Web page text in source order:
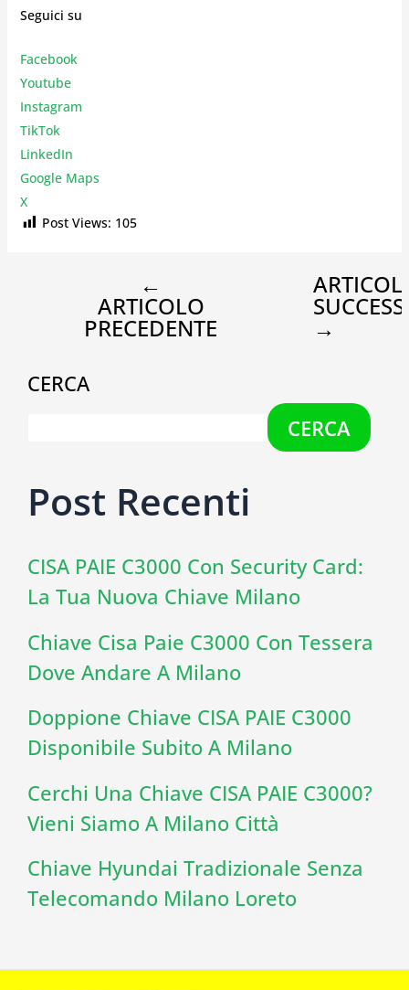
Seguici su
Facebook
Youtube
Instagram
TikTok
LinkedIn
Google Maps
X
Post Views: 105
←
ARTICOLO
PRECEDENTE →
CERCA
CERCA
Post Recenti
CISA PAIE C3000 Con Security Card:
La Tua Nuova Chiave Milano
Chiave Cisa Paie C3000 Con Tessera
Dove Andare A Milano
Doppione Chiave CISA PAIE C3000
Disponibile Subito A Milano
Cerchi Una Chiave CISA PAIE C3000?
Vieni Siamo A Milano Città
Chiave Hyundai Tradizionale Senza
Telecomando Milano Loreto